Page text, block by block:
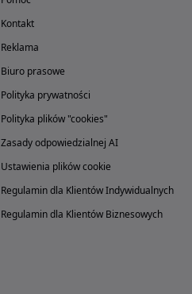
Kontakt
Reklama
Biuro prasowe
Polityka prywatności
Polityka plików "cookies"
Zasady odpowiedzialnej AI
Ustawienia plików cookie
Regulamin dla Klientów Indywidualnych
Regulamin dla Klientów Biznesowych